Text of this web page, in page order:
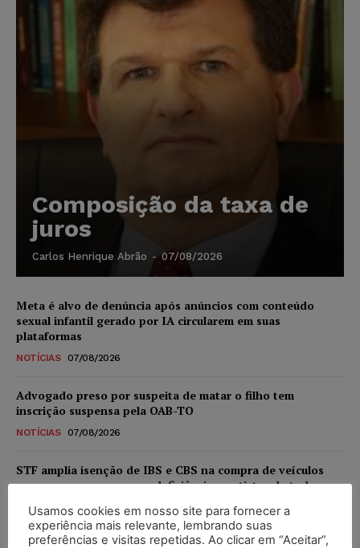
Composição da taxa de
juros
Carlos Henrique Abrão - 07/08/2026
Meta é alvo de denúncia após anúncios com conteúdo
sexual infantil gerado por IA circularem em suas
plataformas
NOTÍCIAS 07/08/2026
Advogado preso por suspeita de matar o filho tem
inscrição suspensa pela OAB-TO
NOTÍCIAS 07/08/2026
STF amplia isenção de IBS e CBS na compra de veículos
novos para pessoas com deficiência e autistas de todos os
DIREITO TRIBUTÁRIO 07/08/2026
Usamos cookies em nosso site para fornecer a
experiência mais relevante, lembrando suas
preferências e visitas repetidas. Ao clicar em “Aceitar”,